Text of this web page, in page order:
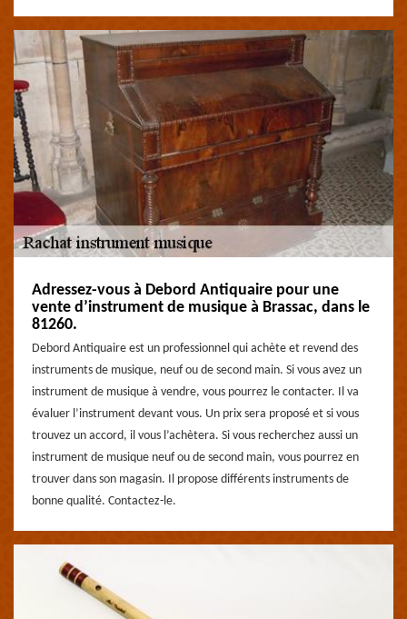
Adressez-vous à Debord Antiquaire pour une
vente d’instrument de musique à Brassac, dans le
81260.
Debord Antiquaire est un professionnel qui achète et revend des
instruments de musique, neuf ou de second main. Si vous avez un
instrument de musique à vendre, vous pourrez le contacter. Il va
évaluer l’instrument devant vous. Un prix sera proposé et si vous
trouvez un accord, il vous l’achètera. Si vous recherchez aussi un
instrument de musique neuf ou de second main, vous pourrez en
trouver dans son magasin. Il propose différents instruments de
bonne qualité. Contactez-le.